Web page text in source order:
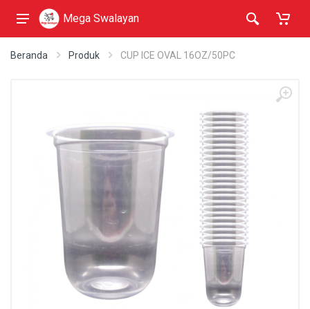
Mega Swalayan
Beranda Produk CUP ICE OVAL 16OZ/50PC